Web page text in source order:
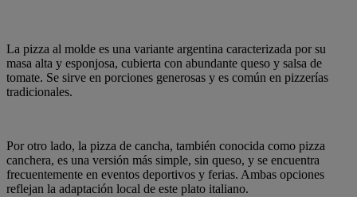
La pizza al molde es una variante argentina caracterizada por su
masa alta y esponjosa, cubierta con abundante queso y salsa de
tomate. Se sirve en porciones generosas y es común en pizzerías
tradicionales.
Por otro lado, la pizza de cancha, también conocida como pizza
canchera, es una versión más simple, sin queso, y se encuentra
frecuentemente en eventos deportivos y ferias. Ambas opciones
reflejan la adaptación local de este plato italiano.